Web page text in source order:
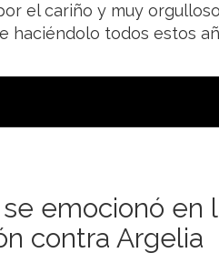
el cariño y muy
todos estos
emocionó en
contra Argelia